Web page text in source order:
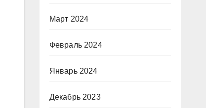
Март 2024
Февраль 2024
Январь 2024
Декабрь 2023